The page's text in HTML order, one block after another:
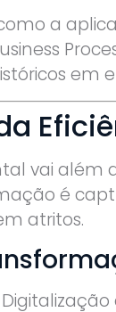
a
em
vai além
é
atritos.